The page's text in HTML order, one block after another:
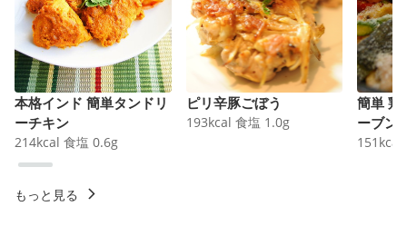
本格インド 簡単タンドリ
ーチキン
214kcal 食塩 0.6g
ピリ辛豚ごぼう
193kcal 食塩 1.0g
簡単 鶏
ーブン
151 kcal
もっと見る